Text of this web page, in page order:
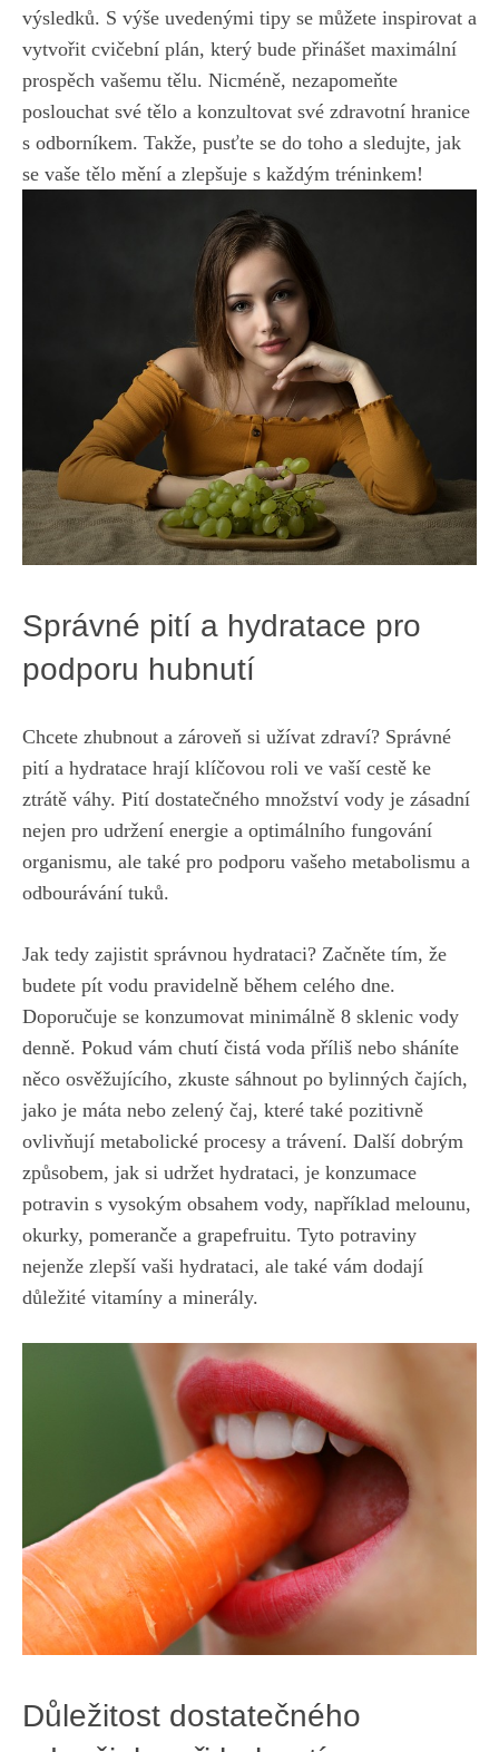
výsledků.‍ S výše uvedenými tipy se ​můžete‌ inspirovat a
vytvořit cvičební plán, který​ bude přinášet maximální
prospěch ⁤vašemu tělu. ⁢Nicméně, nezapomeňte
poslouchat své tělo a‍ konzultovat⁢ své zdravotní hranice
s odborníkem. Takže, ⁤pusťte se do toho a sledujte, jak‌
se ⁣vaše tělo mění a zlepšuje s každým tréninkem!
Správné pití a hydratace pro
podporu hubnutí
Chcete zhubnout a ​zároveň si‍ užívat zdraví? Správné
pití ‌a hydratace hrají klíčovou ‍roli ve vaší cestě ke
ztrátě ⁢váhy. Pití dostatečného množství⁤ vody je ‍zásadní
nejen pro udržení energie a ​optimálního fungování
organismu, ale také pro ‍podporu vašeho metabolismu a
odbourávání ​tuků.
Jak tedy ⁢zajistit správnou‍ hydrataci? Začněte tím, že
budete pít vodu pravidelně během⁤ celého dne.
Doporučuje se konzumovat‌ minimálně 8 sklenic ‍vody
⁤denně.‍ Pokud vám chutí čistá voda příliš‌ nebo⁢ sháníte
něco osvěžujícího, zkuste ‌sáhnout po⁢ bylinných čajích,
jako je máta nebo zelený čaj, které⁢ také ‍pozitivně
ovlivňují metabolické​ procesy a ⁢trávení. Další dobrým
způsobem, jak ​si udržet hydrataci, je‌ konzumace
potravin s vysokým obsahem vody, ⁤například melounu,
okurky,‌ pomeranče a grapefruitu. Tyto potraviny
nejenže zlepší vaši ⁤hydrataci,⁢ ale také vám⁣ dodají
důležité vitamíny a minerály.
Důležitost dostatečného‍